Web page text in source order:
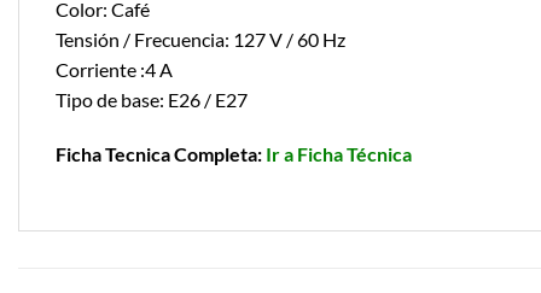
Color: Café
Tensión / Frecuencia: 127 V / 60 Hz
Corriente :4 A
Tipo de base: E26 / E27
Ficha Tecnica Completa: Ir a Ficha Técnica